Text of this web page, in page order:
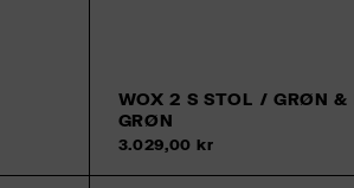
Tilføj til kurv
WOX 2 S STOL / GRØN &
GRØN
3.029,00 kr